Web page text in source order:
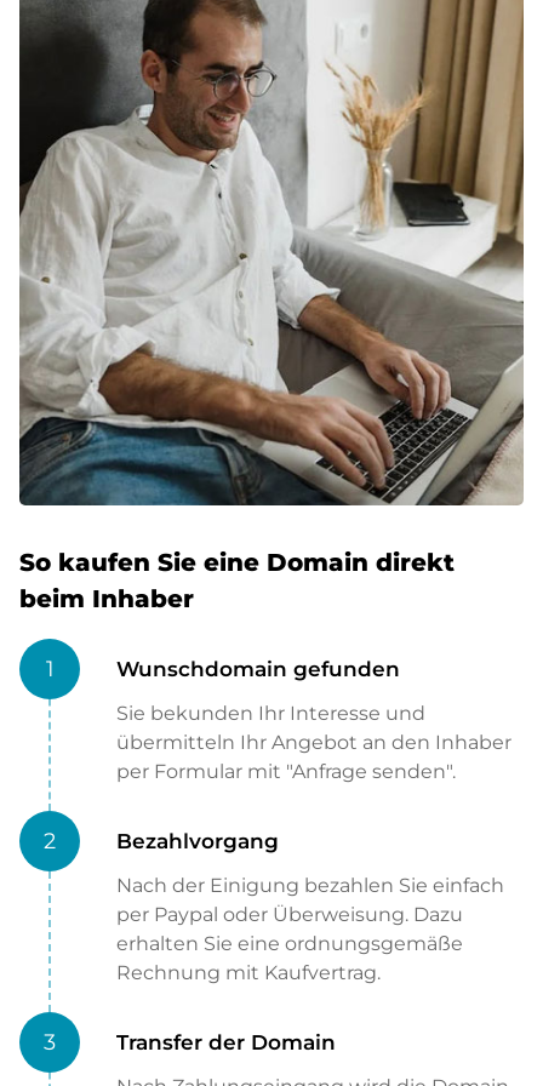
So kaufen Sie eine Domain direkt
beim Inhaber
1 Wunschdomain gefunden
Sie bekunden Ihr Interesse und
übermitteln Ihr Angebot an den Inhaber
per Formular mit "Anfrage senden".
2 Bezahlvorgang
Nach der Einigung bezahlen Sie einfach
per Paypal oder Überweisung. Dazu
erhalten Sie eine ordnungsgemäße
Rechnung mit Kaufvertrag.
3 Transfer der Domain